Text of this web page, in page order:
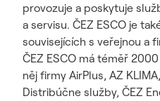
provozuje a poskytuje
a servisu. ČEZ ESCO je
souvisejících s veřejnou a
ČEZ ESCO má téměř
něj firmy AirPlus, AZ
Distribúčne služby, ČEZ